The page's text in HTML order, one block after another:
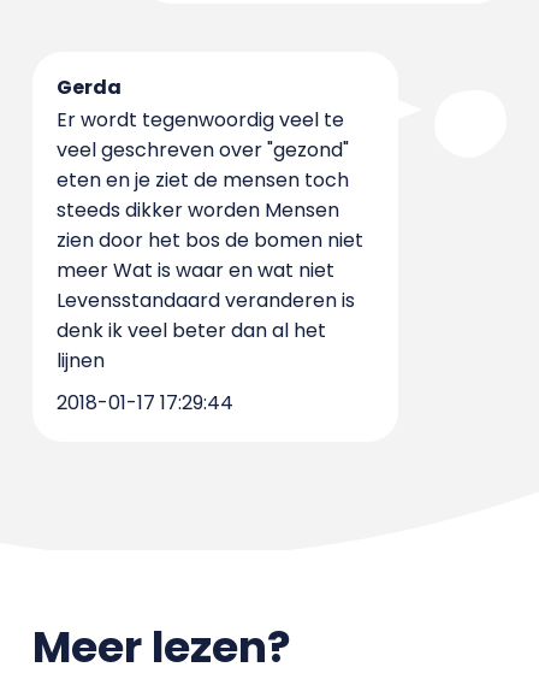
Gerda
Er wordt tegenwoordig veel te
veel geschreven over "gezond"
eten en je ziet de mensen toch
steeds dikker worden Mensen
zien door het bos de bomen niet
meer Wat is waar en wat niet
Levensstandaard veranderen is
denk ik veel beter dan al het
lijnen
2018-01-17 17:29:44
Meer lezen?